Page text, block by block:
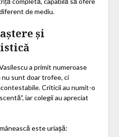
de mediu.
și
a primit numeroase
sunt doar trofee, ci
Criticii au numit-o
iar colegii au apreciat
este uriașă: